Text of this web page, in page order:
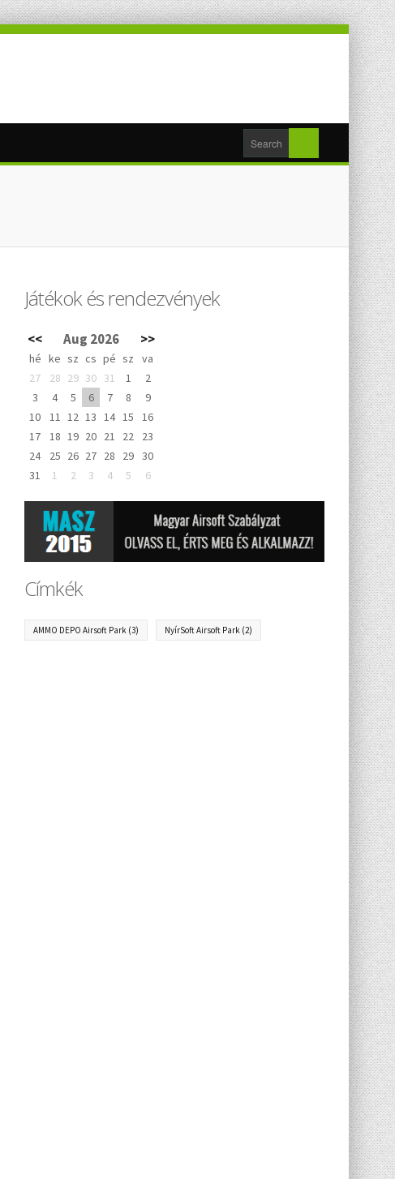
Játékok és rendezvények
<< Aug 2026 >>
hé ke sz cs pé sz
va
27
28 29 30 31 1
2
3
4 5 6 7 8
9
10
11 12 13 14 15
16
17
18 19 20 21 22
23
24
25 26 27 28 29 30
31
1 2 3 4 5 6
Címkék
AMMO DEPO Airsoft Park (3) NyírSoft Airsoft Park (2)